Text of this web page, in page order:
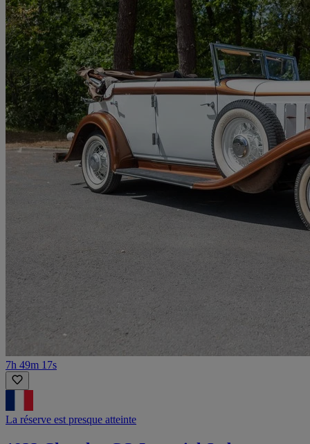
7h 49m 17s
La réserve est presque atteinte